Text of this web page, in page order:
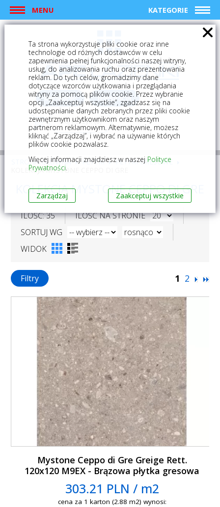
MENU KATEGORIE
logowanie rejestracja
Mój koszyk (0)
STRONA GŁÓWNA PŁYTKI
PŁYTKI GRESOWE
KOLEKCJA MYSTONE CEPPO DI GRE
KOLEKCJA MYSTONE CEPPO DI GRE
ILOŚĆ: 35
ILOŚĆ NA STRONIE
SORTUJ WG
WIDOK
1 2
Filtry
Mystone Ceppo di Gre Greige Rett.
120x120 M9EX - Brązowa płytka gresowa
imitująca lastryko
303.21 PLN / m2
cena za 1 karton (2.88 m2) wynosi:
Ta strona wykorzystuje pliki cookie oraz inne
technologie od różnych dostawców w celu
zapewnienia pełnej funkcjonalności naszej witryny,
usług, do analizowania ruchu oraz prezentowania
reklam. Do tych celów, gromadzimy dane
dotyczące wzorców użytkowania i przeglądania
witryny za pomocą plików cookie. Przez wybranie
opcji „Zaakceptuj wszystkie”, zgadzasz się na
udostępnianie danych zebranych przez pliki cookie
zewnętrznym użytkownikom oraz naszym
partnerom reklamowym. Alternatywnie, możesz
kliknąć „Zarządzaj”, i wybrać na używanie których
plików cookie pozwalasz.
Więcej informacji znajdziesz w naszej Polityce
Prywatności.
Zarządzaj Zaakceptuj wszystkie